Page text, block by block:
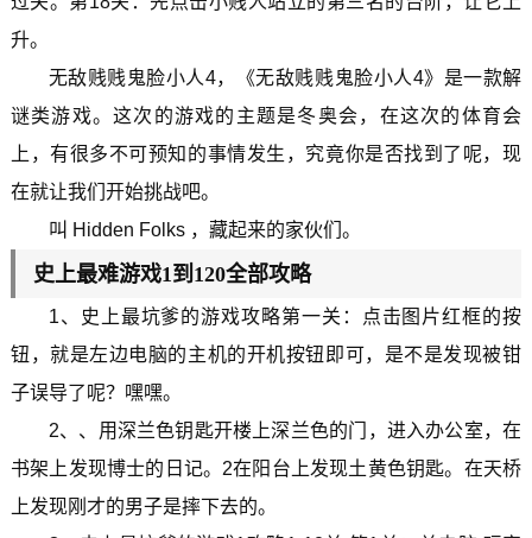
升。
无敌贱贱鬼脸小人4，《无敌贱贱鬼脸小人4》是一款解
谜类游戏。这次的游戏的主题是冬奥会，在这次的体育会
上，有很多不可预知的事情发生，究竟你是否找到了呢，现
在就让我们开始挑战吧。
叫 Hidden Folks ，藏起来的家伙们。
史上最难游戏1到120全部攻略
1、史上最坑爹的游戏攻略第一关：点击图片红框的按
钮，就是左边电脑的主机的开机按钮即可，是不是发现被钳
子误导了呢？嘿嘿。
2、、用深兰色钥匙开楼上深兰色的门，进入办公室，在
书架上发现博士的日记。2在阳台上发现土黄色钥匙。在天桥
上发现刚才的男子是摔下去的。